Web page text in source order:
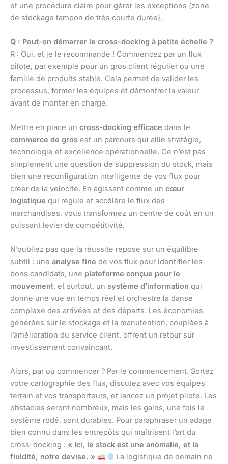
et une procédure claire pour gérer les exceptions (zone
de stockage tampon de très courte durée).
Q : Peut-on démarrer le cross-docking à petite échelle ?
R : Oui, et je le recommande ! Commencez par un flux
pilote, par exemple pour un gros client régulier ou une
famille de produits stable. Cela permet de valider les
processus, former les équipes et démontrer la valeur
avant de monter en charge.
Mettre en place un cross-docking efficace dans le
commerce de gros est un parcours qui allie stratégie,
technologie et excellence opérationnelle. Ce n’est pas
simplement une question de suppression du stock, mais
bien une reconfiguration intelligente de vos flux pour
créer de la vélocité. En agissant comme un cœur
logistique qui régule et accélère le flux des
marchandises, vous transformez un centre de coût en un
puissant levier de compétitivité.
N’oubliez pas que la réussite repose sur un équilibre
subtil : une analyse fine de vos flux pour identifier les
bons candidats, une plateforme conçue pour le
mouvement, et surtout, un système d’information qui
donne une vue en temps réel et orchestre la danse
complexe des arrivées et des départs. Les économies
générées sur le stockage et la manutention, couplées à
l’amélioration du service client, offrent un retour sur
investissement convaincant.
Alors, par où commencer ? Par le commencement. Sortez
votre cartographie des flux, discutez avec vos équipes
terrain et vos transporteurs, et lancez un projet pilote. Les
obstacles seront nombreux, mais les gains, une fois le
système rodé, sont durables. Pour paraphraser un adage
bien connu dans les entrepôts qui maîtrisent l’art du
cross-docking : « Ici, le stock est une anomalie, et la
fluidité, notre devise. »
La logistique de demain ne